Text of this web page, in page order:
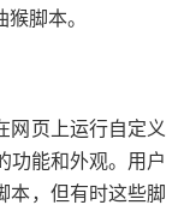
脚本。
网页上运行自定义
功能和外观。用户
本，但有时这些脚